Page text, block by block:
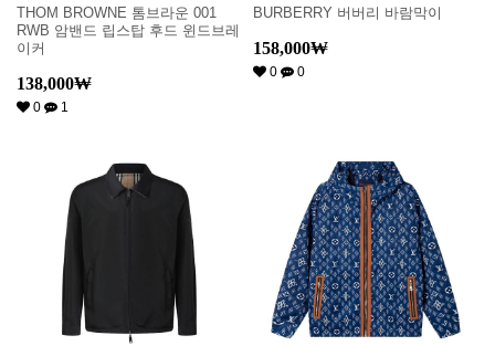
THOM BROWNE 톰브라운 001
RWB 암밴드 립스탑 후드 윈드브레
이커
138,000₩
0 1
BURBERRY 버버리 바람막이
158,000₩
0 0